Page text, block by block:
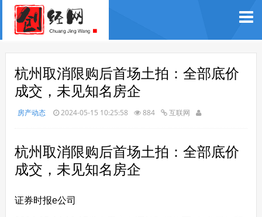
杭州取消限购后首场土拍：全部底价
成交，未见知名房企
房产动态 2024-05-15 10:25:58 884 互联网
杭州取消限购后首场土拍：全部底价
成交，未见知名房企
证券时报e公司